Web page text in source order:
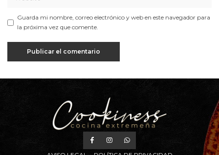
Guarda mi nombre, correo electrónico y web en este navegador para
la próxima vez que comente.